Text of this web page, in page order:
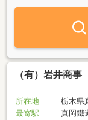
（有）岩井商事
所在地
栃木県
最寄駅
真岡鐵